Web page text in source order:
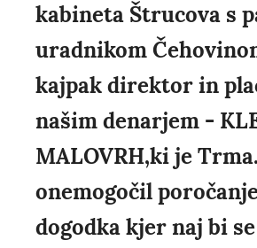
kabineta Štrucova s
uradnikom
kajpak direktor in
našim denarjem -
MALOVRH,ki je
onemogočil
dogodka kjer naj bi